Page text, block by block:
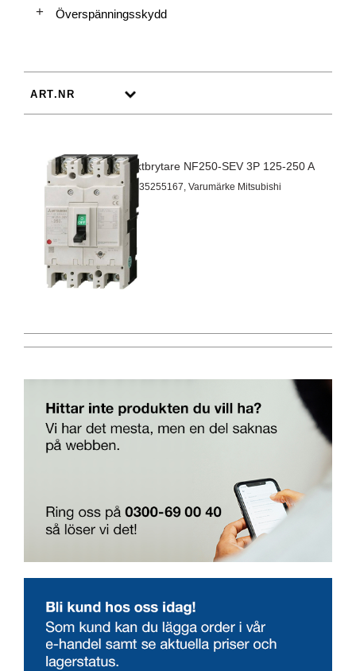
Effektbrytare NF250-SEV 3P 125-250 A
Artnr 35255167, Varumärke Mitsubishi
Överspänningsskydd